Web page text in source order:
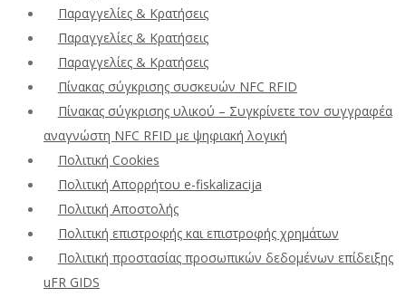
Παραγγελίες & Κρατήσεις
Παραγγελίες & Κρατήσεις
Παραγγελίες & Κρατήσεις
Πίνακας σύγκρισης συσκευών NFC RFID
Πίνακας σύγκρισης υλικού – Συγκρίνετε τον συγγραφέα
αναγνώστη NFC RFID με ψηφιακή λογική
Πολιτική Cookies
Πολιτική Απορρήτου e-fiskalizacija
Πολιτική Αποστολής
Πολιτική επιστροφής και επιστροφής χρημάτων
Πολιτική προστασίας προσωπικών δεδομένων επίδειξης
uFR GIDS